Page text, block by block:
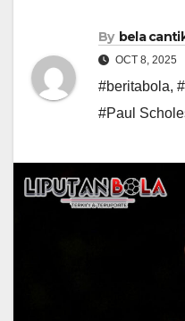
By bela
OCT 8, 2025
#beritabola,
#Paul